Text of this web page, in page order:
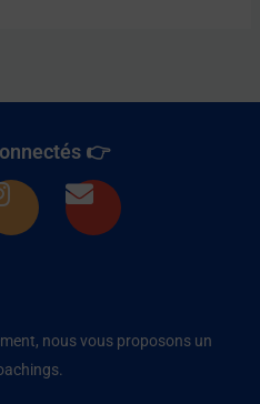
👉
I
g
r
a
E
o
nous vous proposons un